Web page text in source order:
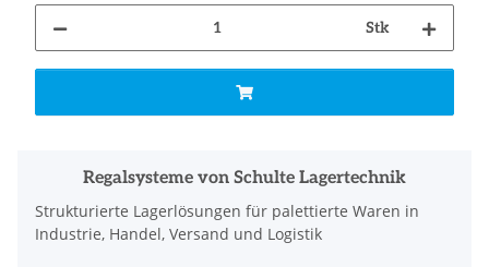
Stk
Regalsysteme von Schulte Lagertechnik
Strukturierte Lagerlösungen für palettierte Waren in
Industrie, Handel, Versand und Logistik